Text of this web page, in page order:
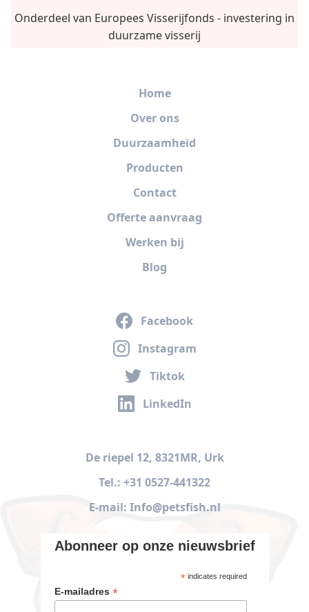
Onderdeel van Europees Visserijfonds - investering in
duurzame visserij
Home
Over ons
Duurzaamheid
Producten
Contact
Offerte aanvraag
Werken bij
Blog
Facebook
Instagram
Tiktok
LinkedIn
De riepel 12, 8321MR, Urk
Tel.: +31 0527-441322
E-mail: Info@petsfish.nl
Abonneer op onze nieuwsbrief
*indicates required
E-mailadres *